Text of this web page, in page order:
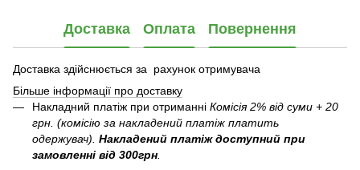
Доставка Оплата Повернення
Доставка здійснюється за рахунок отримувача
Більше інформації про доставку
Накладний платіж при отриманні Комісія 2% від суми + 20
грн. (комісію за накладений платіж платить
одержувач). Накладений платіж доступний при
замовленні від 300грн